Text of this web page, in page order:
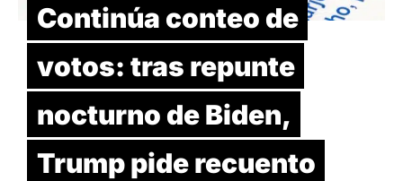
Continúa conteo de
votos: tras repunte
nocturno de Biden,
Trump pide recuento